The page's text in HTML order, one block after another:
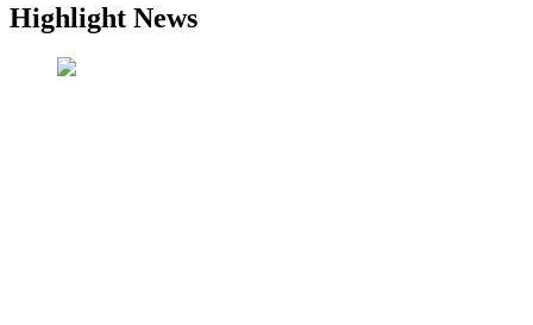
Highlight News